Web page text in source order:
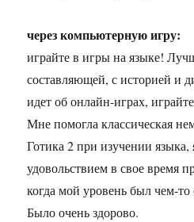
через компьютерную игру:
играйте в игры на языке!
составляющей, с историей и
идет об онлайн-играх,
Мне помогла классическая
Готика 2 при изучении
удовольствием в свое время
когда мой уровень был чем-
Было очень здорово.